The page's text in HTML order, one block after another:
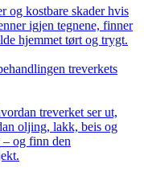
og kostbare skader hvis
igjen tegnene, finner
hjemmet tørt og trygt.
treverkets
treverket ser ut,
oljing, lakk, beis og
og finn den